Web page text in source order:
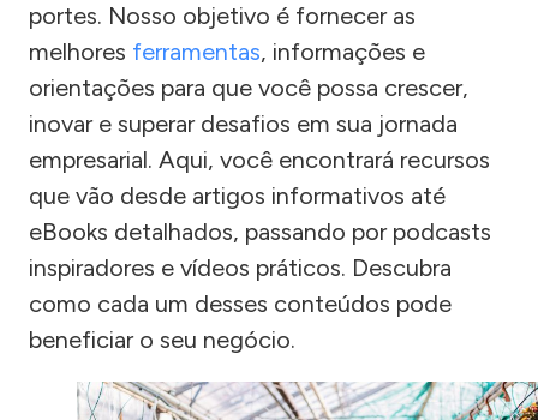
portes. Nosso objetivo é fornecer as
melhores ferramentas, informações e
orientações para que você possa crescer,
inovar e superar desafios em sua jornada
empresarial. Aqui, você encontrará recursos
que vão desde artigos informativos até
eBooks detalhados, passando por podcasts
inspiradores e vídeos práticos. Descubra
como cada um desses conteúdos pode
beneficiar o seu negócio.